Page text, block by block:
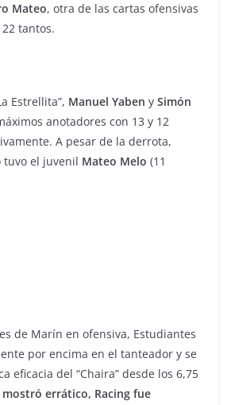
Mateo, otra de las cartas ofensivas
tantos.
Estrellita”, Manuel Yaben y Simón
anotadores con 13 y 12
A pesar de la derrota,
tuvo el juvenil Mateo Melo (11
de Marín en ofensiva, Estudiantes
por encima en el tanteador y se
eficacia del “Chaira” desde los 6,75
mostró errático, Racing fue